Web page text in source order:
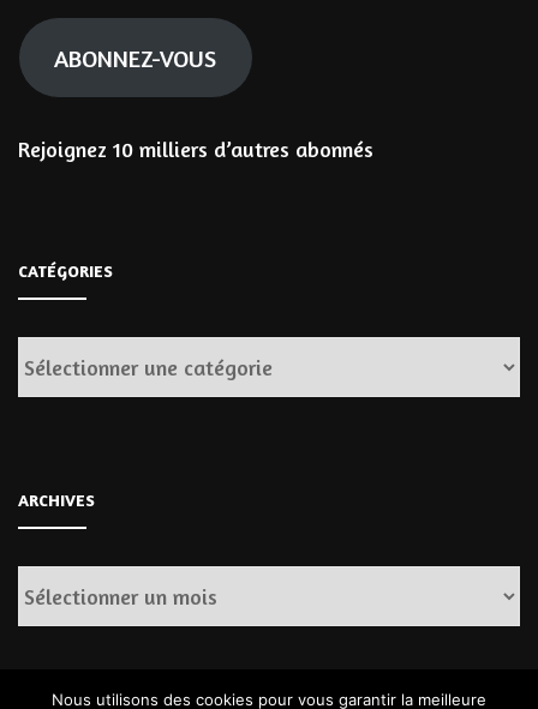
mail
ABONNEZ-VOUS
Rejoignez 10 milliers d’autres abonnés
CATÉGORIES
Catégories
ARCHIVES
Archives
Nous utilisons des cookies pour vous garantir la meilleure